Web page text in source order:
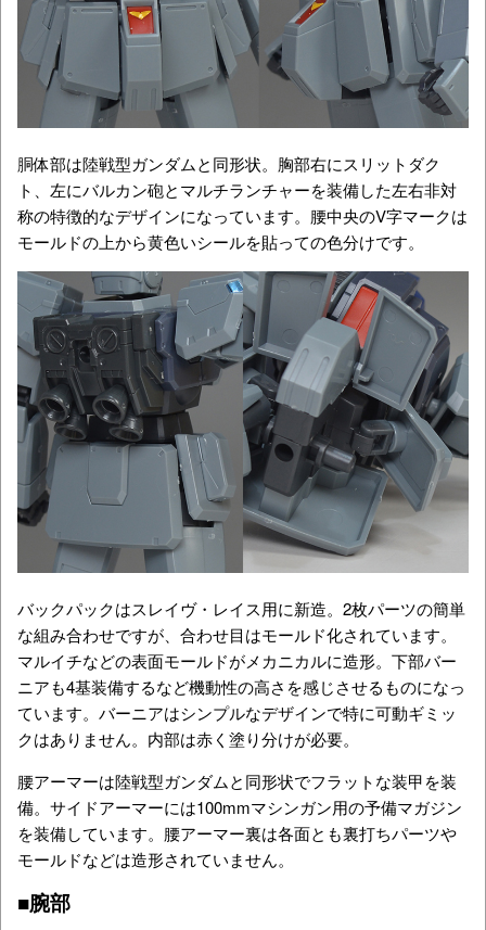
胴体部は陸戦型ガンダムと同形状。胸部右にスリットダク
ト、左にバルカン砲とマルチランチャーを装備した左右非対
称の特徴的なデザインになっています。腰中央のV字マークは
モールドの上から黄色いシールを貼っての色分けです。
バックパックはスレイヴ・レイス用に新造。2枚パーツの簡単
な組み合わせですが、合わせ目はモールド化されています。
マルイチなどの表面モールドがメカニカルに造形。下部バー
ニアも4基装備するなど機動性の高さを感じさせるものになっ
ています。バーニアはシンプルなデザインで特に可動ギミッ
クはありません。内部は赤く塗り分けが必要。
腰アーマーは陸戦型ガンダムと同形状でフラットな装甲を装
備。サイドアーマーには100mmマシンガン用の予備マガジン
を装備しています。腰アーマー裏は各面とも裏打ちパーツや
モールドなどは造形されていません。
■腕部